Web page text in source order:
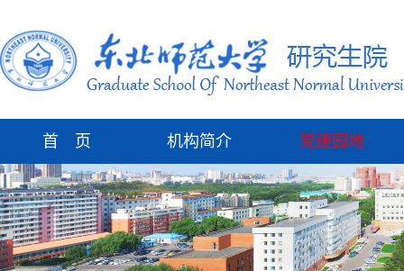
首 页 机构简介 党建园地